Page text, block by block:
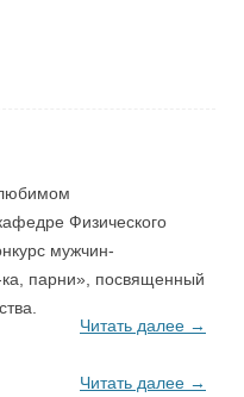
Физического
мужчин-
ка, парни», посвященный
Читать далее →
Читать далее →